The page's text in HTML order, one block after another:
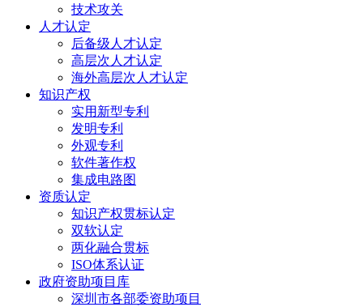
技术攻关
人才认定
后备级人才认定
高层次人才认定
海外高层次人才认定
知识产权
实用新型专利
发明专利
外观专利
软件著作权
集成电路图
资质认定
知识产权贯标认定
双软认定
两化融合贯标
ISO体系认证
政府资助项目库
深圳市各部委资助项目